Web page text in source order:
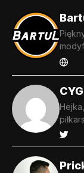
CYG